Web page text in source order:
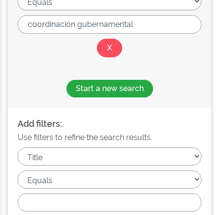
Start a new search
Add filters:
Use filters to refine the search results.